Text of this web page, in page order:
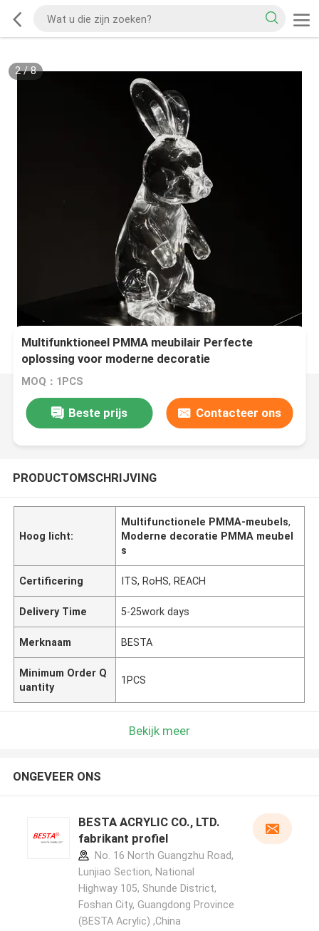
2/8
Multifunktioneel PMMA meubilair Perfecte
oplossing voor moderne decoratie
MOQ：1PCS
Beste prijs Contacteer ons
PRODUCTOMSCHRIJVING
Hoog licht:
Multifunctionele PMMA-meubels,
Moderne decoratie PMMA meubel
s
Certificering ITS, RoHS, REACH
Delivery Time 5-25work days
Merknaam BESTA
Minimum Order Q
uantity
1PCS
Bekijk meer
ONGEVEER ONS
BESTA ACRYLIC CO., LTD.
fabrikant profiel
No. 16 North Guangzhu Road,
Lunjiao Section, National
Highway 105, Shunde District,
Foshan City, Guangdong Province
(BESTA Acrylic) ,China